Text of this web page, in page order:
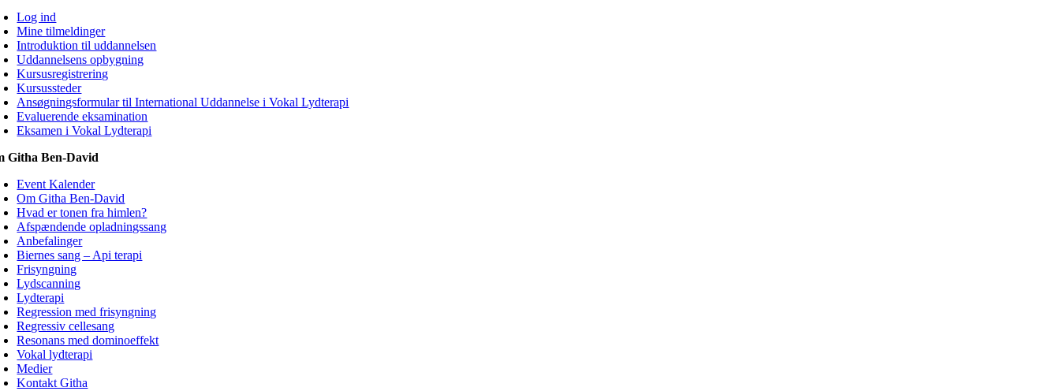
Log ind
Mine tilmeldinger
Introduktion til uddannelsen
Uddannelsens opbygning
Kursusregistrering
Kursussteder
Ansøgningsformular til International Uddannelse i Vokal Lydterapi
Evaluerende eksamination
Eksamen i Vokal Lydterapi
Githa Ben-David
Event Kalender
Om Githa Ben-David
Hvad er tonen fra himlen?
Afspændende opladningssang
Anbefalinger
Biernes sang – Api terapi
Frisyngning
Lydscanning
Lydterapi
Regression med frisyngning
Regressiv cellesang
Resonans med dominoeffekt
Vokal lydterapi
Medier
Kontakt Githa